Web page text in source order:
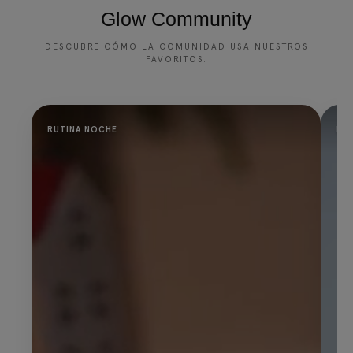
Glow Community
DESCUBRE CÓMO LA COMUNIDAD USA NUESTROS
FAVORITOS.
RUTINA NOCHE